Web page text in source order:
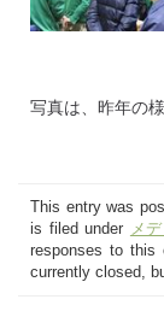
写真は、昨年の様
This entry was
is filed under メ
responses to this
currently closed,